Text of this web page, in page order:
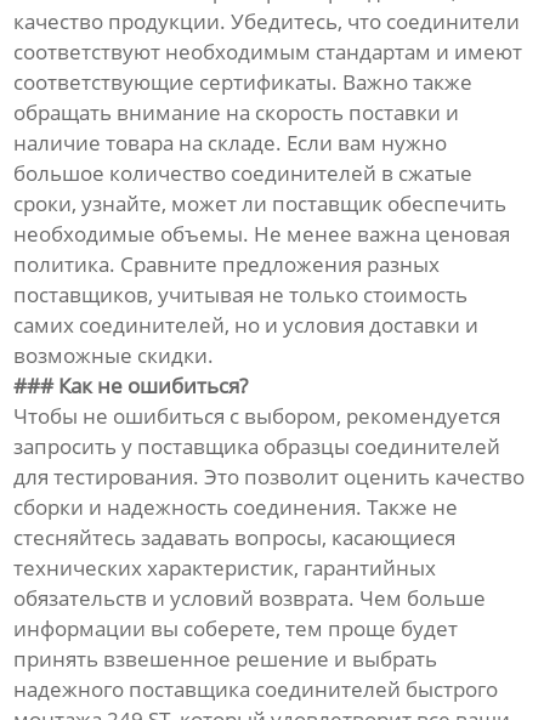
качество продукции. Убедитесь, что соединители
соответствуют необходимым стандартам и имеют
соответствующие сертификаты. Важно также
обращать внимание на скорость поставки и
наличие товара на складе. Если вам нужно
большое количество соединителей в сжатые
сроки, узнайте, может ли поставщик обеспечить
необходимые объемы. Не менее важна ценовая
политика. Сравните предложения разных
поставщиков, учитывая не только стоимость
самих соединителей, но и условия доставки и
возможные скидки.
### Как не ошибиться?
Чтобы не ошибиться с выбором, рекомендуется
запросить у поставщика образцы соединителей
для тестирования. Это позволит оценить качество
сборки и надежность соединения. Также не
стесняйтесь задавать вопросы, касающиеся
технических характеристик, гарантийных
обязательств и условий возврата. Чем больше
информации вы соберете, тем проще будет
принять взвешенное решение и выбрать
надежного поставщика соединителей быстрого